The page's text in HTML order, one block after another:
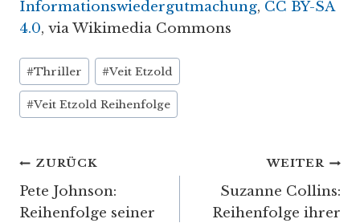
Informationswiedergutmachung, CC BY-SA
4.0, via Wikimedia Commons
Schlagworte:
#Thriller #Veit Etzold
#Veit Etzold Reihenfolge
Beitragsnavigation
ZURÜCK
Pete Johnson:
Reihenfolge seiner
WEITER
Suzanne Collins:
Reihenfolge ihrer